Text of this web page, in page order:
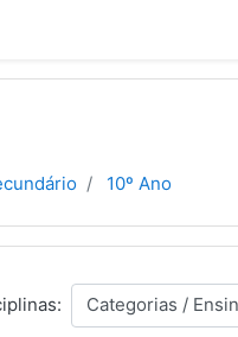
10º Ano